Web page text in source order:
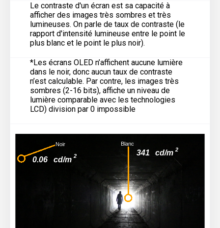
Le contraste d'un écran est sa capacité à
afficher des images très sombres et très
lumineuses. On parle de taux de contraste (le
rapport d'intensité lumineuse entre le point le
plus blanc et le point le plus noir).
*Les écrans OLED n’affichent aucune lumière
dans le noir, donc aucun taux de contraste
n’est calculable. Par contre, les images très
sombres (2-16 bits), affiche un niveau de
lumière comparable avec les technologies
LCD) division par 0 impossible